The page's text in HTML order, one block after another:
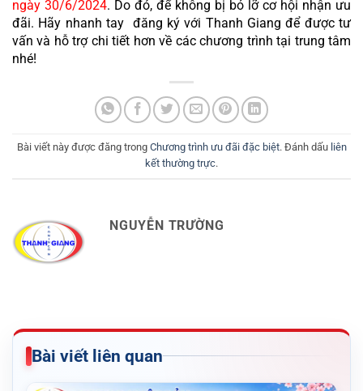
ngày 30/6/2024. Do đó, để không bị bỏ lỡ cơ hội nhận ưu
đãi. Hãy nhanh tay  đăng ký với Thanh Giang để được tư
vấn và hỗ trợ chi tiết hơn về các chương trình tại trung tâm
nhé!
Bài viết này được đăng trong Chương trình ưu đãi đặc biệt. Đánh dấu liên
kết thường trực.
NGUYỄN TRƯỜNG
Bài viết liên quan